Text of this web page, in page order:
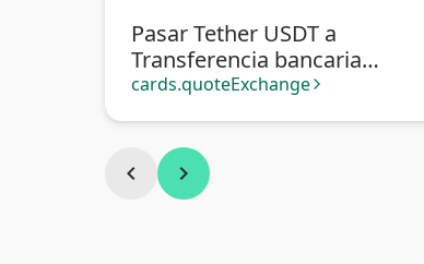
Pasar Tether USDT a
Transferencia bancaria
Argentina
cards.quoteExchange arrow_forward_ios
chevron_left chevron_right